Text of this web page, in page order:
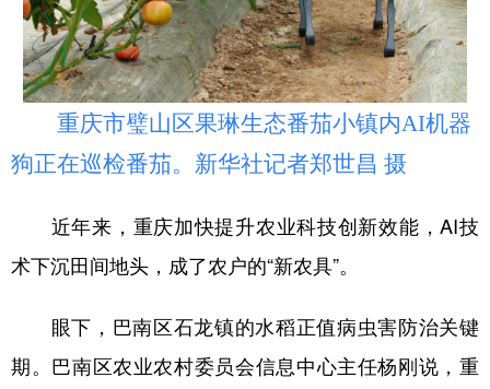
重庆市璧山区果琳生态番茄小镇内AI机器
狗正在巡检番茄。新华社记者郑世昌 摄
近年来，重庆加快提升农业科技创新效能，AI技
术下沉田间地头，成了农户的“新农具”。
眼下，巴南区石龙镇的水稻正值病虫害防治关键
期。巴南区农业农村委员会信息中心主任杨刚说，重